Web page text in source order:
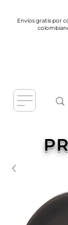
Envíos gratis por